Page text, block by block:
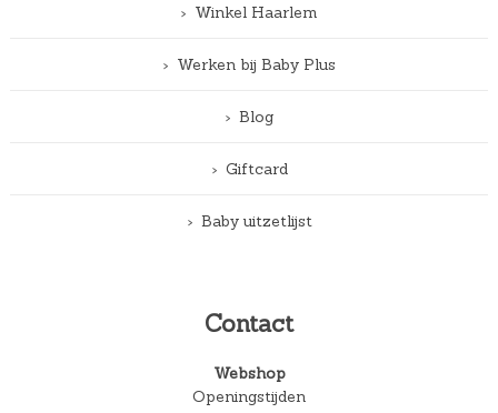
Winkel Haarlem
Werken bij Baby Plus
Blog
Giftcard
Baby uitzetlijst
Contact
Webshop
Openingstijden